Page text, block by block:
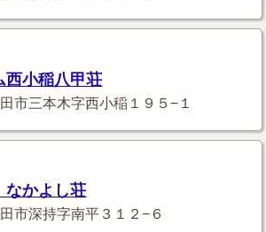
西小稲八甲荘
市三本木字西小稲１９５−１
かよし荘
市深持字南平３１２−６